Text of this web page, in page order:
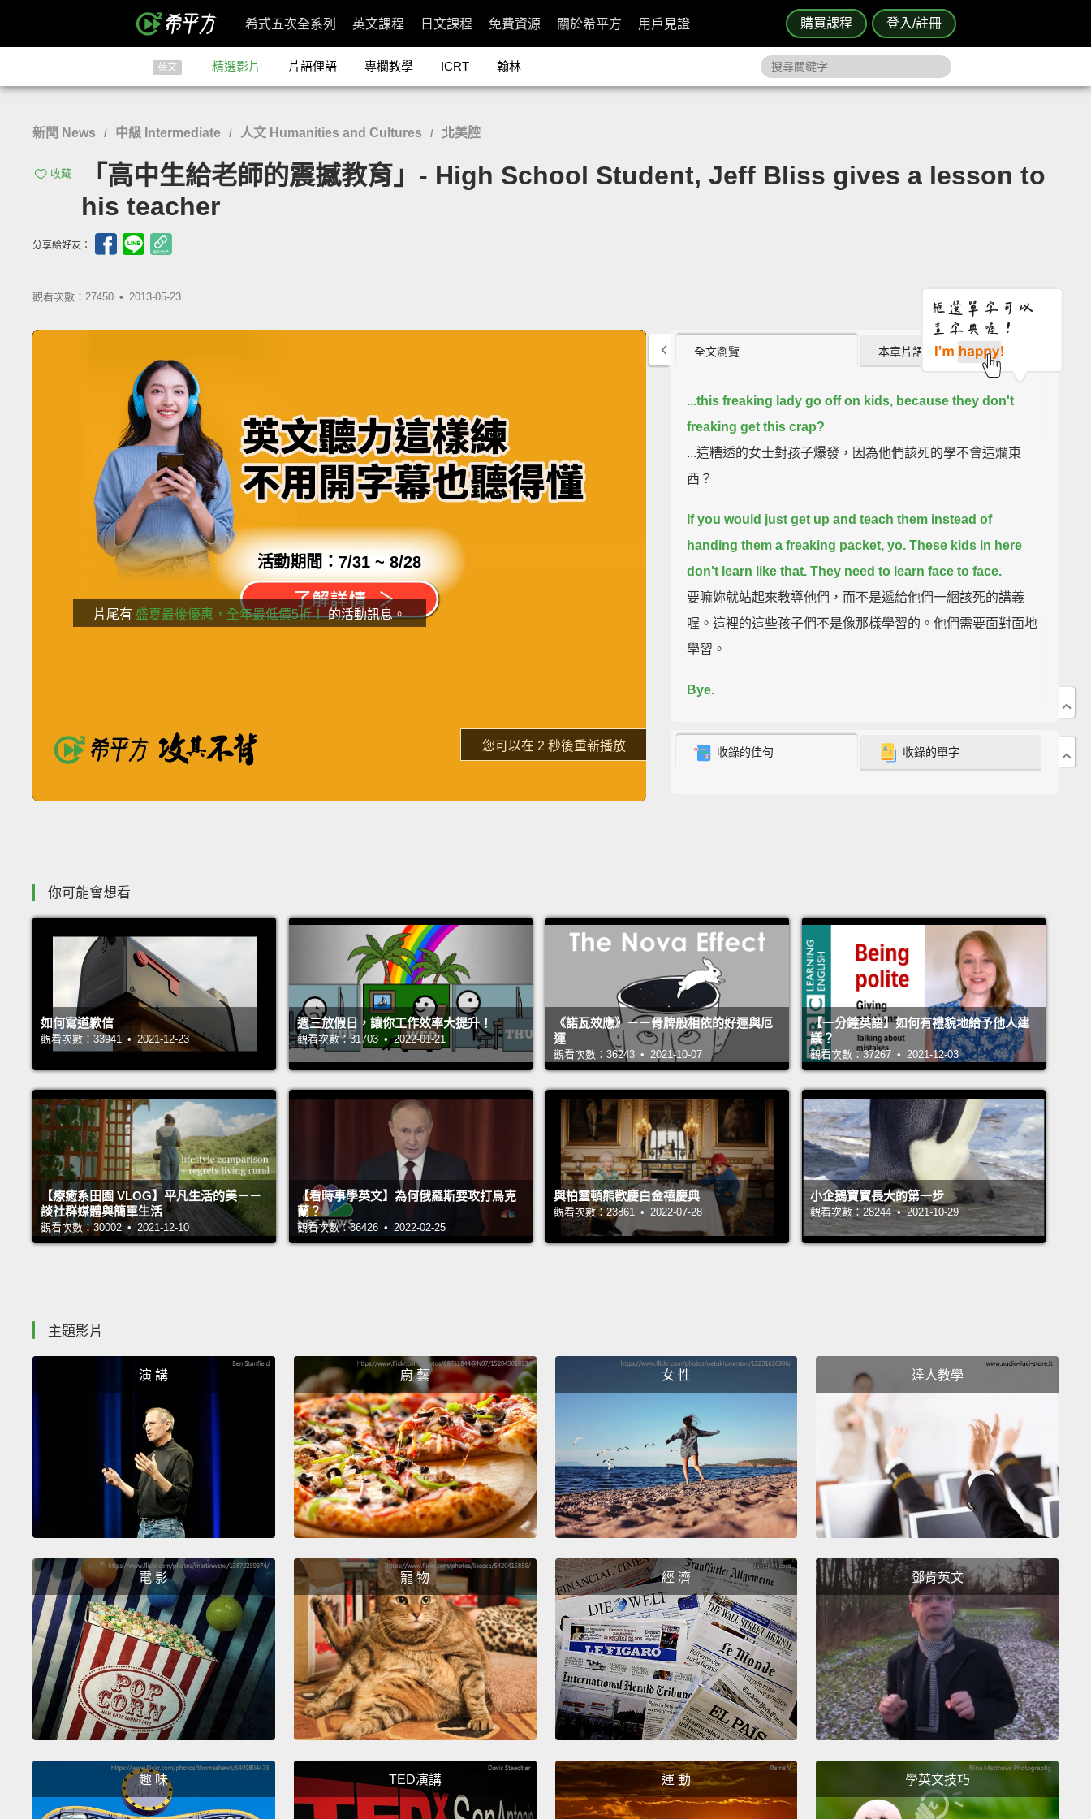
購買課程 登入/註冊
希式五次全系列 英文課程 日文課程 免費資源 關於希平方 用戶見證
英文 精選影片 片語俚語 專欄教學 ICRT 翰林
新聞 News / 中級 Intermediate / 人文 Humanities and Cultures / 北美腔
收藏
「高中生給老師的震撼教育」- High School Student, Jeff Bliss gives a lesson to
his teacher
分享給好友：
觀看次數：27450 • 2013-05-23
片尾有 盛夏最後優惠，全年最低價5折！的活動訊息。
活動期間：7/31 ~ 8/28
重新播放
現在的工作不一定需要英文
但需要英文時，你準備好了嗎？
了解詳情
全文瀏覽 本章片語 (2)
...this freaking lady go off on kids, because they don't
freaking get this crap?
...這糟透的女士對孩子爆發，因為他們該死的學不會這爛東
西？
If you would just get up and teach them instead of
handing them a freaking packet, yo. These kids in here
don't learn like that. They need to learn face to face.
要嘛妳就站起來教導他們，而不是遞給他們一綑該死的講義
喔。這裡的這些孩子們不是像那樣學習的。他們需要面對面地
學習。
Bye.
Well, you're just getting mad because I'm pointing out the
不，我不是在浪費妳的時間。我是在跟妳說妳得做的事情。
Get out!
滾出去!
You want kids to come in your class? You want them to
get excited for this? You gotta come in here and you gotta
make them excited. You want a kid to change and start
doing better? You gotta touch his freaking heart. You
can't expect a kid to change if all you do is just tell them.
妳要孩子們來上妳的課？妳要他們對這堂課感到興奮？妳得站
過來這邊，妳得讓他們雀躍不已。妳想要孩子改變並開始進
步？你必須感動他X的那顆心。如果所有妳做的事情只是去告
訴他們，妳無法期盼孩子會改變。
future of this nation.
And when you come in here like you
did last time and make a statement
paycheck..." Indeed, it is! But this is my country's future
and my education.
妳得要...妳得認真看待這個工作。這裡是這個國家的未來。而
當妳像上次所做的一樣來這裡發表一段聲明關於：「噢，這是
我的薪水支票(教書只是糊口的工作)...」的確，它是!但這可是
國家的未來以及我的教育。
Can you go outside please?
可以請你出去嗎？
But there's a limit!
Well, I'm not bitching, but simply
making an observation.
但這可是有個限度的!我不是在找碴，而只是在觀察。
好。好。
收錄的佳句 收錄的單字
你可能會想看
如何寫道歉信
觀看次數：33941 • 2021-12-23
週三放假日，讓你工作效率大提升！
觀看次數：31703 • 2022-01-21
《諾瓦效應》－－骨牌般相依的好運與厄
運
觀看次數：36243 • 2021-10-07
【一分鐘英語】如何有禮貌地給予他人建
議？
觀看次數：37267 • 2021-12-03
【療癒系田園 VLOG】平凡生活的美－－
談社群媒體與簡單生活
觀看次數：30002 • 2021-12-10
【看時事學英文】為何俄羅斯要攻打烏克
蘭？
觀看次數：36426 • 2022-02-25
與柏靈頓熊歡慶白金禧慶典
觀看次數：23861 • 2022-07-28
小企鵝寶寶長大的第一步
觀看次數：28244 • 2021-10-29
主題影片
演 講 廚 藝 女 性 達人教學
電 影 寵 物 經 濟 鄧肯英文
趣 味 TED演講 運 動 學英文技巧